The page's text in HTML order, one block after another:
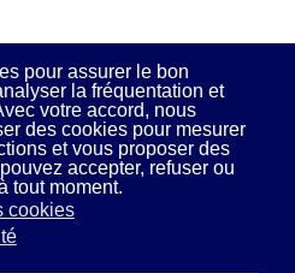
pour assurer le bon
la fréquentation et
votre accord, nous
des cookies pour mesurer
et vous proposer des
accepter, refuser ou
tout moment.
cookies